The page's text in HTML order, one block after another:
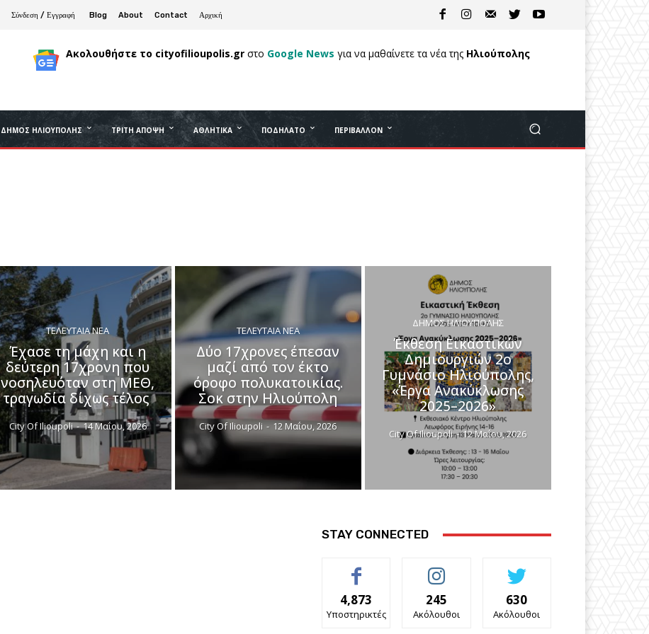
Σύνδεση / Εγγραφή Blog About Contact Αρχική
Ακολουθήστε το cityofilioupolis.gr στο Google News για να μαθαίνετε τα νέα της Ηλιούπολης
ΔΉΜΟΣ ΗΛΙΟΎΠΟΛΗΣ ΤΡΊΤΗ ΆΠΟΨΗ ΑΘΛΗΤΙΚΆ ΠΟΔΉΛΑΤΟ ΠΕΡΙΒΆΛΛΟΝ
ΤΕΛΕΥΤΑΊΑ ΝΈΑ
Έχασε τη μάχη και η
δεύτερη 17χρονη που
νοσηλευόταν στη ΜΕΘ,
τραγωδία δίχως τέλος
City Of Ilioupoli - 14 Μαΐου, 2026
ΤΕΛΕΥΤΑΊΑ ΝΈΑ
Δύο 17χρονες έπεσαν
μαζί από τον έκτο
όροφο πολυκατοικίας.
Σοκ στην Ηλιούπολη
City Of Ilioupoli - 12 Μαΐου, 2026
ΔΉΜΟΣ ΗΛΙΟΎΠΟΛΗΣ
Έκθεση Εικαστικών
Δημιουργιών 2ο
Γυμνάσιο Ηλιούπολης,
«Έργα Ανακύκλωσης
2025–2026»
City Of Ilioupoli - 12 Μαΐου, 2026
STAY CONNECTED
4,873
Υποστηρικτές
245
Ακόλουθοι
630
Ακόλουθοι